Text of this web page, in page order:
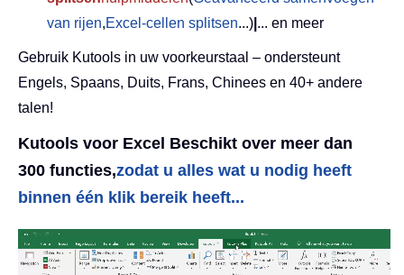
van rijen,Excel-cellen splitsen...) ... en meer
Gebruik Kutools in uw voorkeurstaal – ondersteunt
Engels, Spaans, Duits, Frans, Chinees en 40+ andere
talen!
Kutools voor Excel Beschikt over meer dan
300 functies,zodat u alles wat u nodig heeft
binnen één klik bereik heeft...